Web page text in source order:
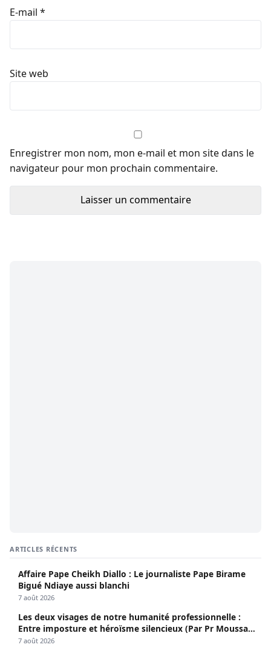
E-mail *
Site web
Enregistrer mon nom, mon e-mail et mon site dans le
navigateur pour mon prochain commentaire.
ARTICLES RÉCENTS
Affaire Pape Cheikh Diallo : Le journaliste Pape Birame
Bigué Ndiaye aussi blanchi
7 août 2026
Les deux visages de notre humanité professionnelle :
Entre imposture et héroïsme silencieux (Par Pr Moussa
Seydi)
7 août 2026